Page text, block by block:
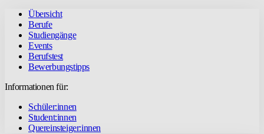
Übersicht
Berufe
Studiengänge
Events
Berufstest
Bewerbungstipps
Informationen für:
Schüler:innen
Student:innen
Quereinsteiger:innen